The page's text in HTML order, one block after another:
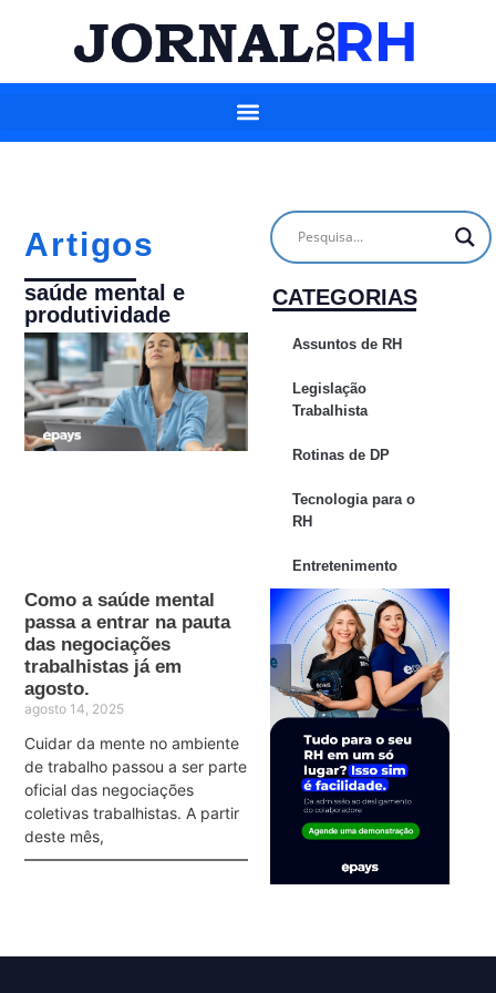
Artigos
saúde mental e
produtividade
Como a saúde mental
passa a entrar na pauta
das negociações
trabalhistas já em
agosto.
agosto 14, 2025
Cuidar da mente no ambiente
de trabalho passou a ser parte
oficial das negociações
coletivas trabalhistas. A partir
deste mês,
CATEGORIAS
Assuntos de RH
Legislação
Trabalhista
Rotinas de DP
Tecnologia para o
RH
Entretenimento